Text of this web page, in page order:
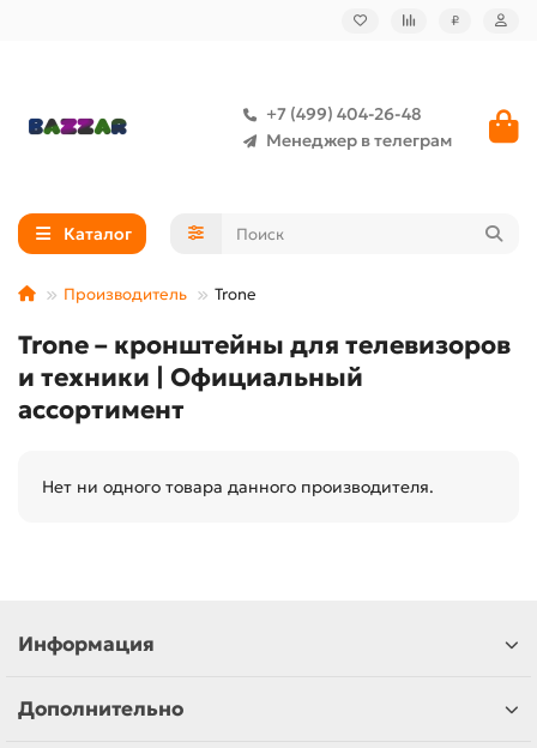
₽
+7 (499) 404-26-48
Менеджер в телеграм
Каталог
Производитель Trone
Trone – кронштейны для телевизоров
и техники | Официальный
ассортимент
Нет ни одного товара данного производителя.
Информация
Дополнительно